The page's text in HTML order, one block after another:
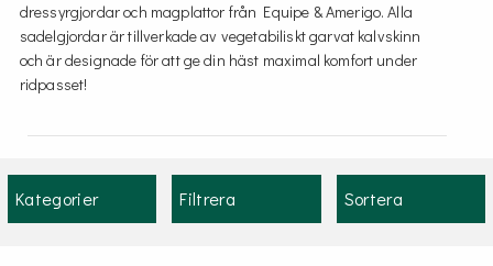
dressyrgjordar och magplattor från Equipe & Amerigo. Alla
sadelgjordar är tillverkade av vegetabiliskt garvat kalvskinn
och är designade för att ge din häst maximal komfort under
ridpasset!
Kategorier Filtrera Sortera